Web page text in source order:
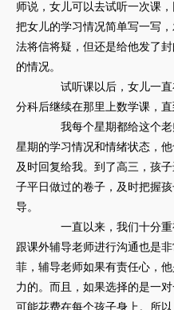
师说，女儿可以去试听一次课
把女儿的学习情况简单写一写
法将信将疑，但还是给他发了
的情况。
试听课以后，女儿一直
分科后继续在那里上数学课，直
我每个星期都给这个老
星期的学习情况和情绪状态，
及时回复给我。到了高三，孩
子平日做过的卷子，及时把握
导。
一直以来，我们十分重
跟课外辅导老师进行沟通也是
菲，辅导老师如果有责任心，
力的。而且，如果选择的是一
可能花费在每个孩子身上。所